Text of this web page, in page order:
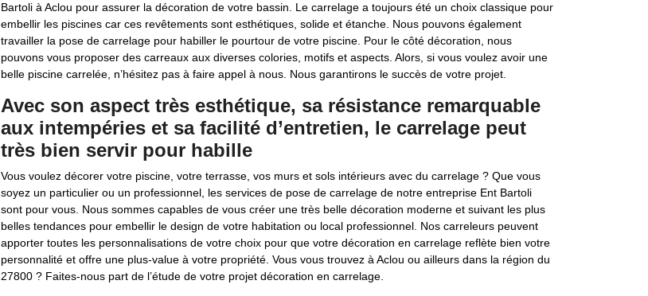
Bartoli à Aclou pour assurer la décoration de votre bassin. Le carrelage a toujours été un choix classique pour
embellir les piscines car ces revêtements sont esthétiques, solide et étanche. Nous pouvons également
travailler la pose de carrelage pour habiller le pourtour de votre piscine. Pour le côté décoration, nous
pouvons vous proposer des carreaux aux diverses colories, motifs et aspects. Alors, si vous voulez avoir une
belle piscine carrelée, n’hésitez pas à faire appel à nous. Nous garantirons le succès de votre projet.
Avec son aspect très esthétique, sa résistance remarquable
aux intempéries et sa facilité d’entretien, le carrelage peut
très bien servir pour habille
Vous voulez décorer votre piscine, votre terrasse, vos murs et sols intérieurs avec du carrelage ? Que vous
soyez un particulier ou un professionnel, les services de pose de carrelage de notre entreprise Ent Bartoli
sont pour vous. Nous sommes capables de vous créer une très belle décoration moderne et suivant les plus
belles tendances pour embellir le design de votre habitation ou local professionnel. Nos carreleurs peuvent
apporter toutes les personnalisations de votre choix pour que votre décoration en carrelage reflète bien votre
personnalité et offre une plus-value à votre propriété. Vous vous trouvez à Aclou ou ailleurs dans la région du
27800 ? Faites-nous part de l’étude de votre projet décoration en carrelage.